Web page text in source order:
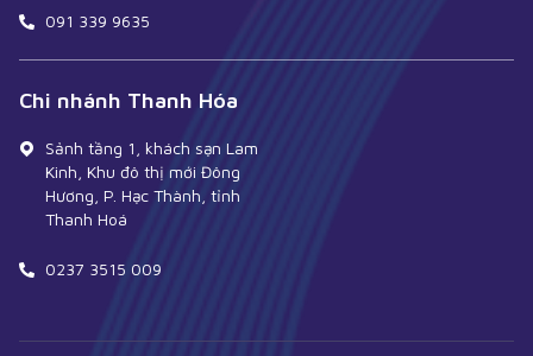
091 339 9635
Chi nhánh Thanh Hóa
Sảnh tầng 1, khách sạn Lam
Kinh, Khu đô thị mới Đông
Hương, P. Hạc Thành, tỉnh
Thanh Hoá
0237 3515 009